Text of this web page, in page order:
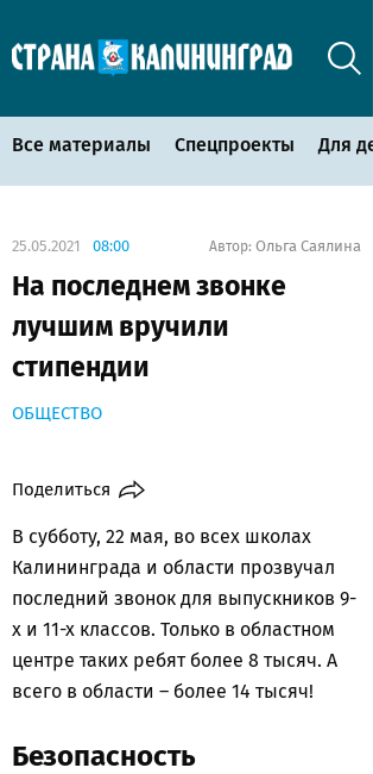
Все материалы Спецпроекты Для
25.05.2021 08:00 Автор: Ольга Саялина
На последнем звонке
лучшим вручили
стипендии
ОБЩЕСТВО
Поделиться
В субботу, 22 мая, во всех школах
Калининграда и области прозвучал
последний звонок для выпускников 9-
х и 11-х классов. Только в областном
центре таких ребят более 8 тысяч. А
всего в области – более 14 тысяч!
Безопасность